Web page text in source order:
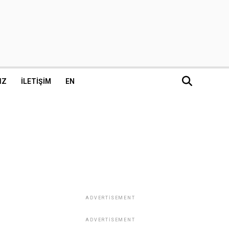
İLETIŞIM EN
ADVERTISEMENT
ADVERTISEMENT